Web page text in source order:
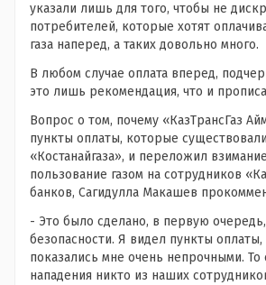
указали лишь для того, чтобы не
потребителей, которые хотят
газа наперед, а таких довольно много.
В любом случае оплата вперед,
это лишь рекомендация, что и
Вопрос о том, почему «КазТрансГаз
пункты оплаты, которые
«Костанайгаза», и переложил
пользование газом на сотрудников
банков, Сагидулла Макашев
- Это было сделано, в первую
безопасности. Я видел пункты
показались мне очень непрочными. То
нападения никто из наших